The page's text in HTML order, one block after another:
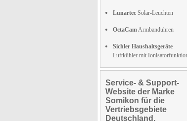
Lunartec Solar-Leuchten
OctaCamArmbanduhren
Sichler Haushaltsgeräte
Luftkühler mit
Service- & Support-
Website der Marke
Somikon für die
Vertriebsgebiete
Deutschland,